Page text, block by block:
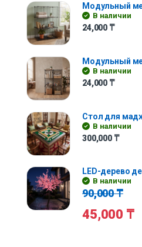
Модульный
В наличии
24,000 ₸
Модульный
В наличии
24,000 ₸
Стол для
В наличии
300,000 ₸
LED-дерево
В наличии
90,000₸
45,000 ₸